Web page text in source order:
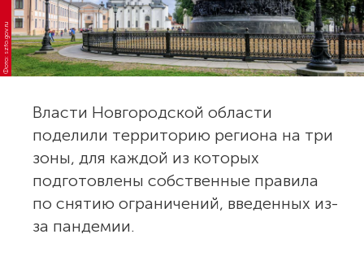
Фото: szfo.gov.ru
Власти Новгородской области
поделили территорию региона на три
зоны, для каждой из которых
подготовлены собственные правила
по снятию ограничений, введенных из-
за пандемии.